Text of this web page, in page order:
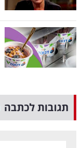
תגובות לכתבה